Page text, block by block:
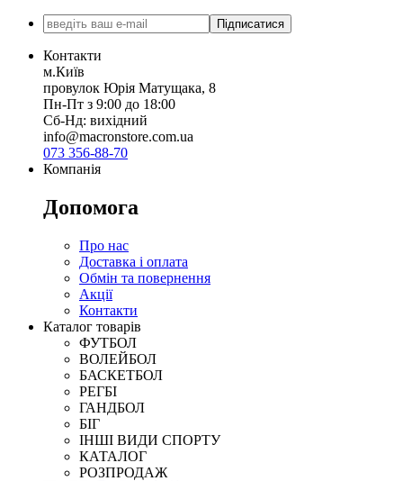
Підписатися
Контакти
м.Київ
провулок Юрія Матущака, 8
Пн-Пт з 9:00 до 18:00
Сб-Нд: вихідний
info@macronstore.com.ua
073 356-88-70
Компанія
Допомога
Про нас
Доставка і оплата
Обмін та повернення
Акції
Контакти
Каталог товарів
ФУТБОЛ
ВОЛЕЙБОЛ
БАСКЕТБОЛ
РЕГБІ
ГАНДБОЛ
БІГ
ІНШІ ВИДИ СПОРТУ
КАТАЛОГ
РОЗПРОДАЖ